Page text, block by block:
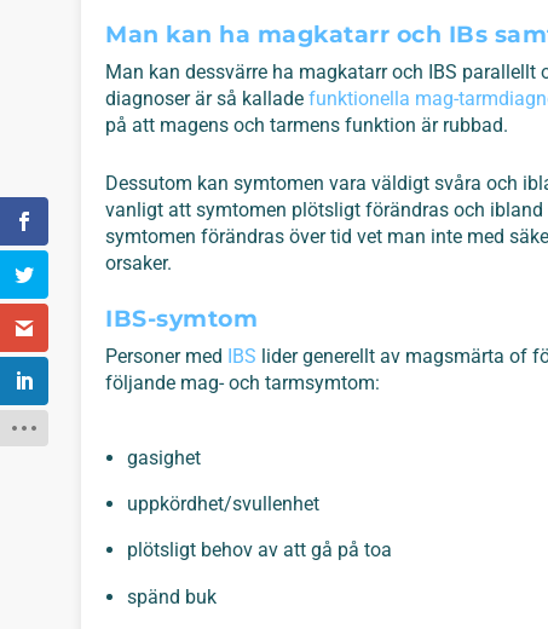
Man kan ha magkatarr och IBs
Man kan dessvärre ha magkatarr och IBS
diagnoser är så kalladefunktionella mag-
på att magens och tarmens funktion är rubbad.
Dessutom kan symtomen vara väldigt svåra och
vanligt att symtomen plötsligt förändras och
symtomen förändras över tid vet man inte med
orsaker.
IBS-symtom
Personer med IBS lider generellt av magsmärta of
följande mag- och tarmsymtom:
gasighet
uppkördhet/svullenhet
plötsligt behov av att gå på toa
spänd buk